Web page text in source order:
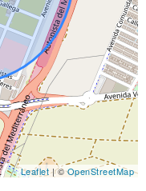
Leaflet| ©OpenStreetMap